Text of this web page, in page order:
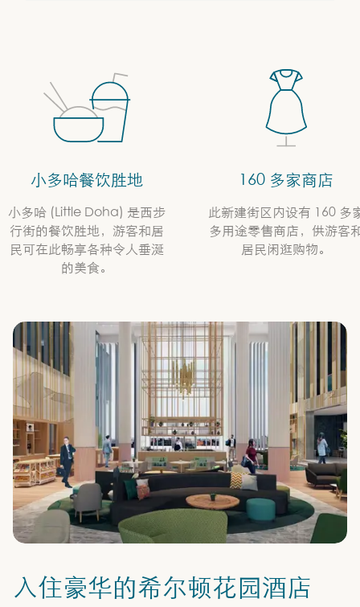
小多哈餐饮胜地
小多哈 (Little Doha) 是西步
行街的餐饮胜地，游客和居
民可在此畅享各种令人垂涎
的美食。
160 多家商店
此新建街区内设有 160 多
多用途零售商店，供游客
居民闲逛购物。
入住豪华的希尔顿花园酒店